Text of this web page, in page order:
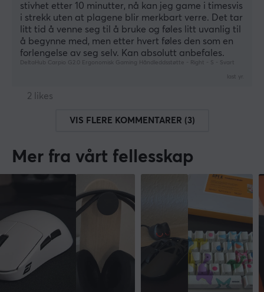
stivhet etter 10 minutter, nå kan jeg game i timesvis
i strekk uten at plagene blir merkbart verre. Det tar
litt tid å venne seg til å bruke og føles litt uvanlig til
å begynne med, men etter hvert føles den som en
forlengelse av seg selv. Kan absolutt anbefales.
DeltaHub Carpio G2.0 Ergonomisk Gaming Håndleddsstøtte - Right - S - Svart
last yr.
2 likes
VIS FLERE KOMMENTARER (3)
Mer fra vårt fellesskap